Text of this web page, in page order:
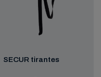
SECUR tirantes